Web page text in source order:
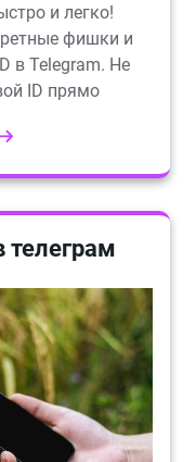
и легко!
фишки и
в Telegram. Не
ID прямо
телеграм